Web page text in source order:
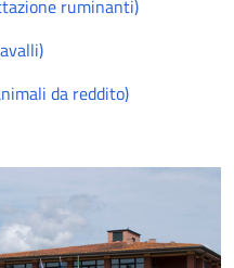
ruminanti)
da reddito)